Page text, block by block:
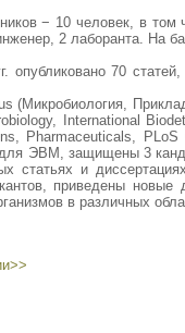
− 10 человек, в том
2 лаборанта. На
опубликовано 70
(Микробиология,
International
Pharmaceuticals,
для ЭВМ, защищены 3
статьях и
приведены
в различных